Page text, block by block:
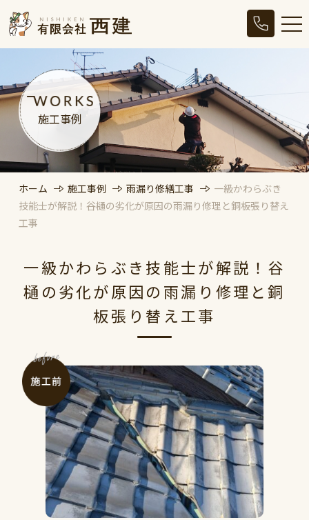
施工事例
ホーム 施工事例 雨漏り修繕工事
一級かわらぶき
技能士が解説！谷樋の劣化が原因の雨漏り修理と銅板張り替え
工事
一級かわらぶき技能士が解説！谷
樋の劣化が原因の雨漏り修理と銅
板張り替え工事